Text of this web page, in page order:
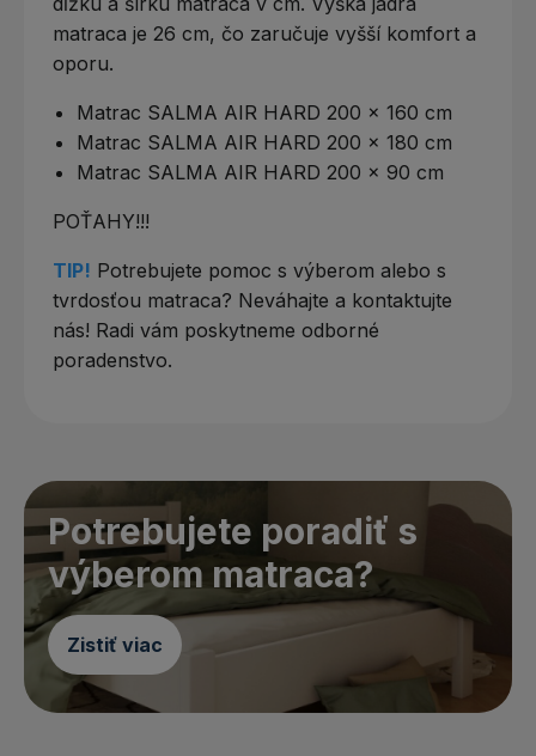
matraca je 26 cm, čo zaručuje vyšší komfort a
oporu.
Matrac SALMA AIR HARD 200 x 160 cm
Matrac SALMA AIR HARD 200 x 180 cm
Matrac SALMA AIR HARD 200 x 90 cm
POŤAHY!!!
TIP! Potrebujete pomoc s výberom alebo s
tvrdosťou matraca? Neváhajte a kontaktujte
nás! Radi vám poskytneme odborné
poradenstvo.
Potrebujete poradiť s
výberom matraca?
Zistiť viac